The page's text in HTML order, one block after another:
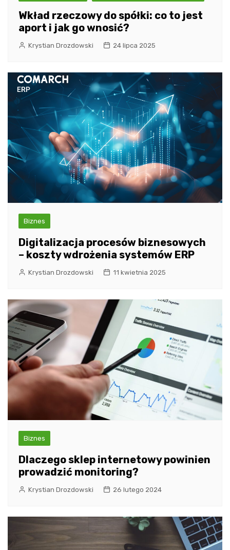
Wkład rzeczowy do spółki: co to jest
aport i jak go wnosić?
Krystian Drozdowski 24 lipca 2025
Biznes
Digitalizacja procesów biznesowych
– koszty wdrożenia systemów ERP
Krystian Drozdowski 11 kwietnia 2025
Biznes
Dlaczego sklep internetowy powinien
prowadzić monitoring?
Krystian Drozdowski 26 lutego 2024